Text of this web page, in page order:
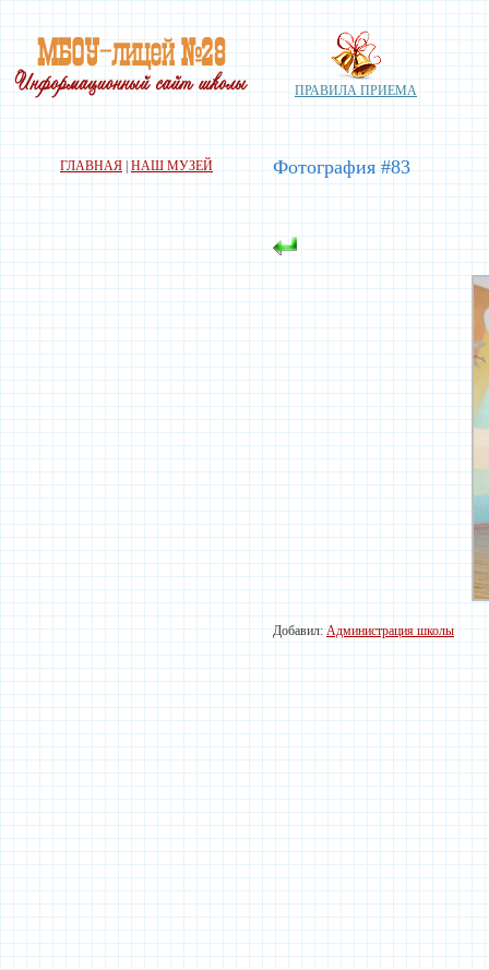
ПРАВИЛА ПРИЕМА
ГЛАВНАЯ НАШ МУЗЕЙ Фотография #83
Добавил: Администрация школы